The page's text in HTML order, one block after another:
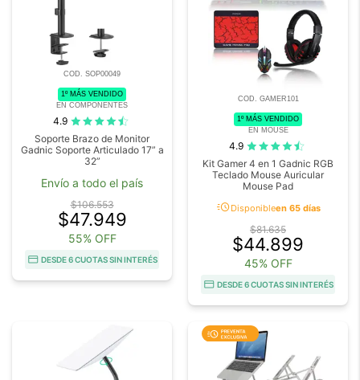
COD. SOP00049
1º MÁS VENDIDO
EN COMPONENTES
4.9
Soporte Brazo de Monitor
Gadnic Soporte Articulado 17” a
32”
Envío a todo el país
$106.553
$47.949
55% OFF
DESDE 6 CUOTAS SIN INTERÉS
COD. GAMER101
1º MÁS VENDIDO
EN MOUSE
4.9
Kit Gamer 4 en 1 Gadnic RGB
Teclado Mouse Auricular
Mouse Pad
acuteDisponibleen 65 días
$81.635
$44.899
45% OFF
DESDE 6 CUOTAS SIN INTERÉS